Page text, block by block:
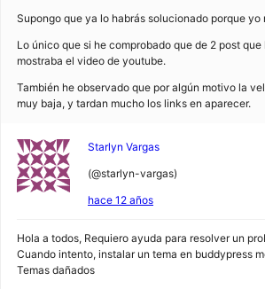
Supongo que ya lo habrás solucionado porque yo
Lo único que si he comprobado que de 2 post
mostraba el video de youtube.
También he observado que por algún motivo la
muy baja, y tardan mucho los links en aparecer.
Starlyn Vargas
(@starlyn-vargas)
hace 12 años
Hola a todos, Requiero ayuda para resolver un
Cuando intento, instalar un tema en buddypress
Temas dañados